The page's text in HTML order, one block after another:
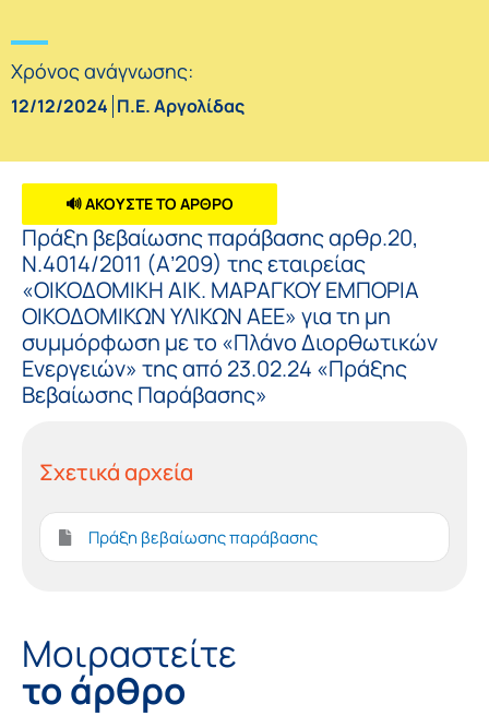
Χρόνος ανάγνωσης:
12/12/2024 Π.Ε. Αργολίδας
🔊 ΑΚΟΥΣΤΕ ΤΟ ΑΡΘΡΟ
Πράξη βεβαίωσης παράβασης αρθρ.20,
Ν.4014/2011 (Α’209) της εταιρείας
«ΟΙΚΟΔΟΜΙΚΗ ΑΙΚ. ΜΑΡΑΓΚΟΥ ΕΜΠΟΡΙΑ
ΟΙΚΟΔΟΜΙΚΩΝ ΥΛΙΚΩΝ ΑΕΕ» για τη μη
συμμόρφωση με το «Πλάνο Διορθωτικών
Ενεργειών» της από 23.02.24 «Πράξης
Βεβαίωσης Παράβασης»
Σχετικά αρχεία
Πράξη βεβαίωσης παράβασης
Μοιραστείτε
το άρθρο